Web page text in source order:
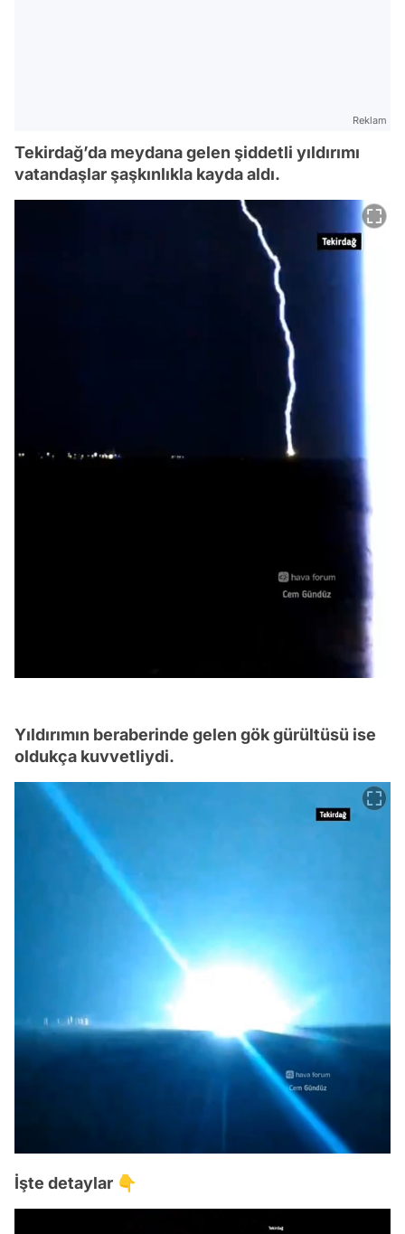
Reklam
Tekirdağ’da meydana gelen şiddetli yıldırımı
vatandaşlar şaşkınlıkla kayda aldı.
Yıldırımın beraberinde gelen gök gürültüsü ise
oldukça kuvvetliydi.
İşte detaylar 👇